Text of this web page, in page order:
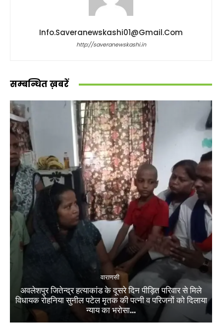
Info.saveranewskashi01@gmail.com
http://saveranewskashi.in
सम्बन्धित ख़बरें
वाराणसी
अवलेशपुर जितेन्द्र हत्याकांड के दूसरे दिन पीड़ित परिवार से मिले
विधायक रोहनिया सुनील पटेल मृतक की पत्नी व परिजनों को दिलाया
न्याय का भरोसा...